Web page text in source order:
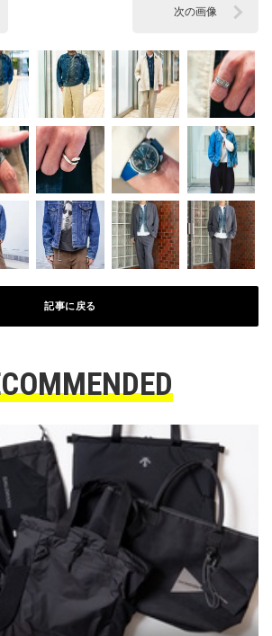
次の画像
記事に戻る